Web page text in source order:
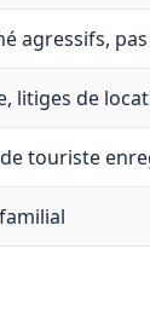
agressifs,
litiges de
touriste